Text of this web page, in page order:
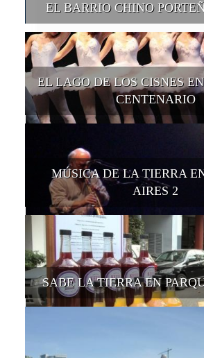
EL BARRIO CHINO
EL LAGO DE LOS CISNES
CENTENARIO
MÚSICA DE LA TIERRA
AIRES 2
SABE LA TIERRA EN